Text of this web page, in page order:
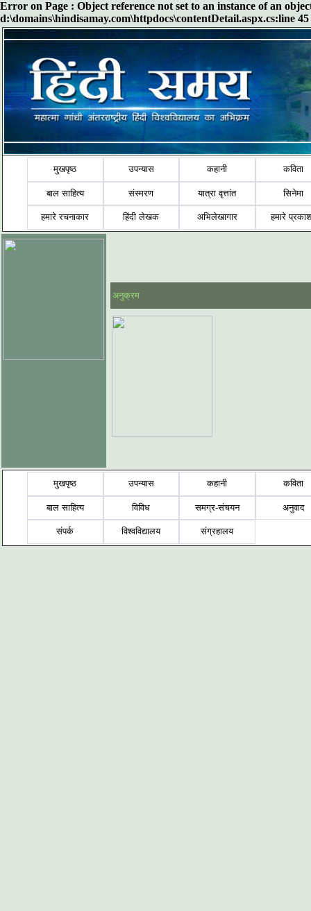
Error on Page : Object reference not set to an instance of an
d:\domains\hindisamay.com\httpdocs\contentDetail.aspx.cs:line 45
मुखपृष्ठ उपन्यास कहानी कविता
बाल साहित्य संस्मरण यात्रा वृत्तांत सिनेमा
हमारे रचनाकार हिंदी लेखक अभिलेखागार हमारे
अनुक्रम
मुखपृष्ठ उपन्यास कहानी कविता
बाल साहित्य विविध समग्र-संचयन अनुवाद
संपर्क विश्वविद्यालय संग्रहालय